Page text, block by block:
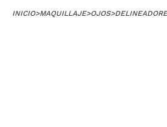
INICIO>MAQUILLAJE>OJOS>